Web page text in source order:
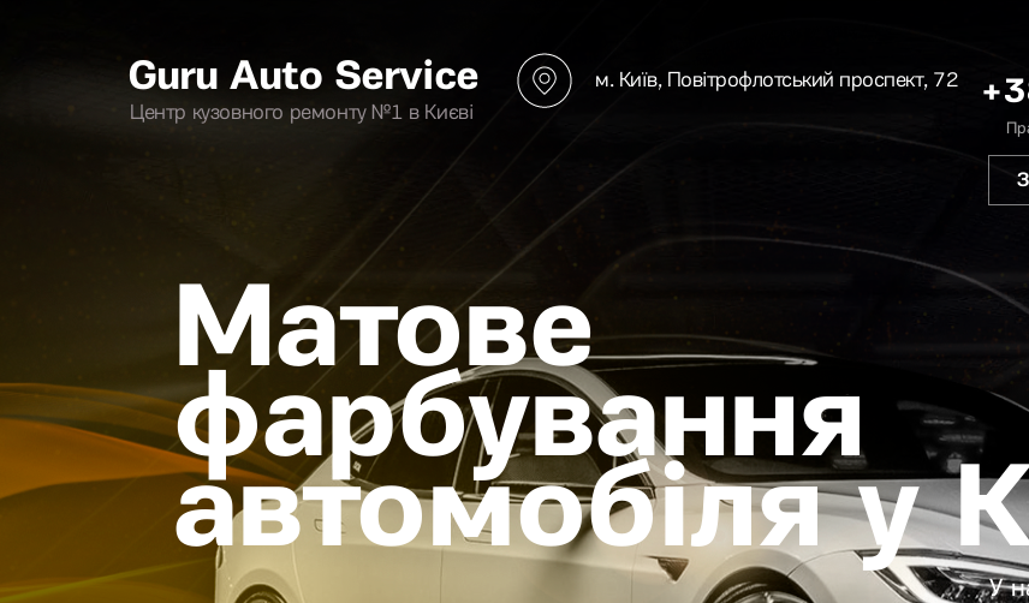
Guru Auto Service
Центр кузовного ремонту №1 в Києві
м. Київ, Повітрофлотський проспект, 72
Матове
фарбування
автомобіля у
У